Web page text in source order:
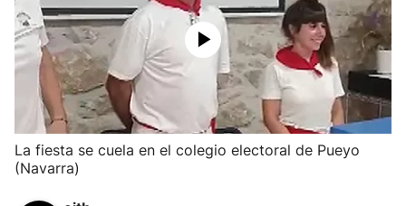
La fiesta se cuela en el colegio electoral de Pueyo
(Navarra)